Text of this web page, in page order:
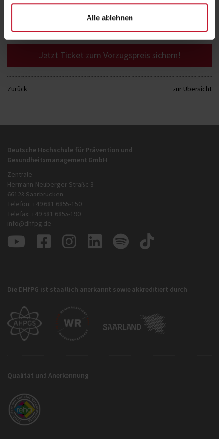
Alle ablehnen
um Kunden nachhaltig zu motivieren und sportliche Leistung
Jetzt Ticket zum Vorzugspreis sichern!
Zurück zur Übersicht
Deutsche Hochschule für Prävention und
Gesundheitsmanagement GmbH
Zentrale
Hermann-Neuberger-Straße 3
66123 Saarbrücken
Telefon: +49 681 6855-150
Telefax: +49 681 6855-190
info@dhfpg.de
Die DHfPG ist staatlich anerkannt sowie akkreditiert durch
Qualität und Anerkennung